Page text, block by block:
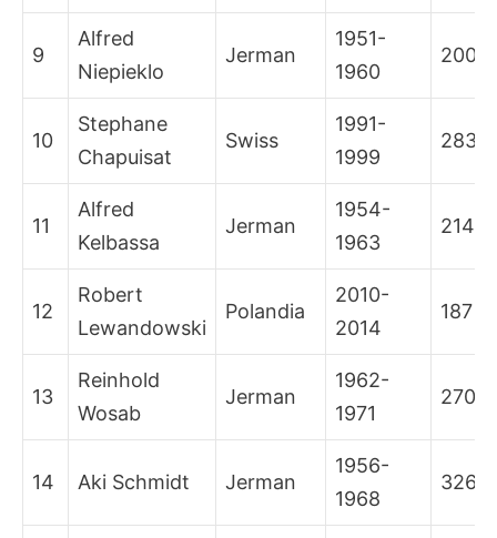
9
Alfred
Niepieklo
Jerman
1951-
1960
200
10
Stephane
Chapuisat
Swiss
1991-
1999
283
11
Alfred
Kelbassa
Jerman
1954-
1963
214
12
Robert
Lewandowski
Polandia
2010-
2014
187
13
Reinhold
Wosab
Jerman
1962-
1971
270
14 Aki Schmidt Jerman
1956-
1968
326